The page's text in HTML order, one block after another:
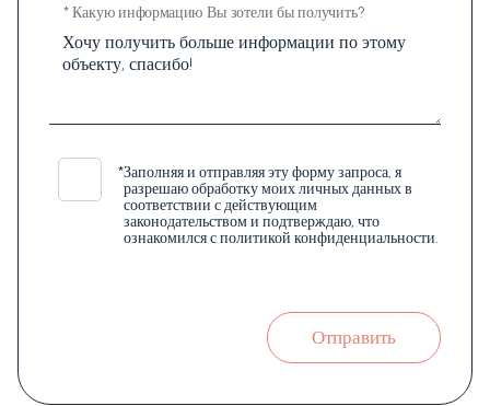
* Какую информацию Вы зотели бы получить?
*Заполняя и отправляя эту форму запроса, я
разрешаю обработку моих личных данных в
соответствии с действующим
законодательством и подтверждаю, что
ознакомился с политикой конфиденциальности.
Отправить